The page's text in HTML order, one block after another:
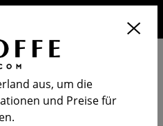
aus, um die
und Preise für